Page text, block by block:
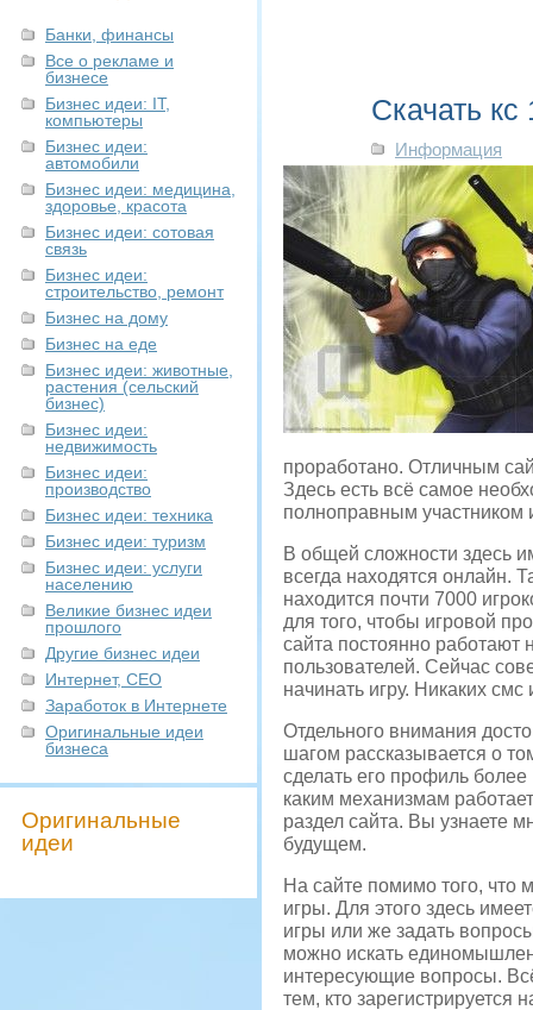
Банки, финансы
Все о рекламе и
бизнесе
Бизнес идеи: IT,
компьютеры
Бизнес идеи:
автомобили
Бизнес идеи: медицина,
здоровье, красота
Бизнес идеи: сотовая
связь
Бизнес идеи:
строительство, ремонт
Бизнес на дому
Бизнес на еде
Бизнес идеи: животные,
растения (сельский
бизнес)
Бизнес идеи:
недвижимость
Бизнес идеи:
производство
Бизнес идеи: техника
Бизнес идеи: туризм
Бизнес идеи: услуги
населению
Великие бизнес идеи
прошлого
Другие бизнес идеи
Интернет, СЕО
Заработок в Интернете
Оригинальные идеи
бизнеса
Оригинальные
идеи
Скачать
Информация
проработано. Отличным
Здесь есть всё самое
полноправным участником
В общей сложности здесь
всегда находятся онлайн.
находится почти 7000
для того, чтобы игровой
сайта постоянно работают
пользователей. Сейчас
начинать игру. Никаких
Отдельного внимания
шагом рассказывается о
сделать его профиль
каким механизмам
раздел сайта. Вы узнаете
будущем.
На сайте помимо того, что
игры. Для этого здесь
игры или же задать
можно искать
интересующие вопросы.
тем, кто